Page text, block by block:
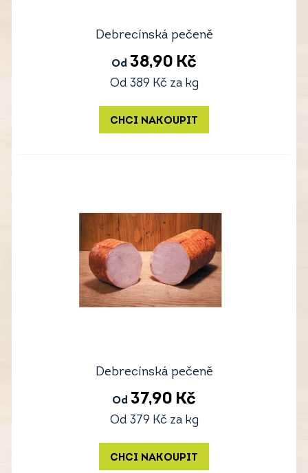
Debrecínská pečeně
Od 38,90 Kč
Od 389 Kč za kg
CHCI NAKOUPIT
Debrecínská pečeně
Od 37,90 Kč
Od 379 Kč za kg
CHCI NAKOUPIT